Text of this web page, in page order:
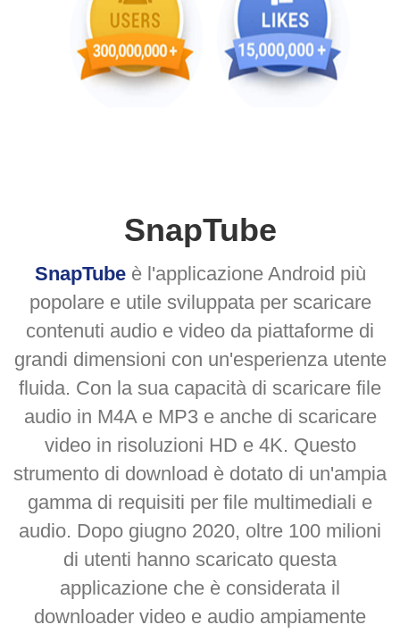
SnapTube
SnapTube è l'applicazione Android più
popolare e utile sviluppata per scaricare
contenuti audio e video da piattaforme di
grandi dimensioni con un'esperienza utente
fluida. Con la sua capacità di scaricare file
audio in M4A e MP3 e anche di scaricare
video in risoluzioni HD e 4K. Questo
strumento di download è dotato di un'ampia
gamma di requisiti per file multimediali e
audio. Dopo giugno 2020, oltre 100 milioni
di utenti hanno scaricato questa
applicazione che è considerata il
downloader video e audio ampiamente